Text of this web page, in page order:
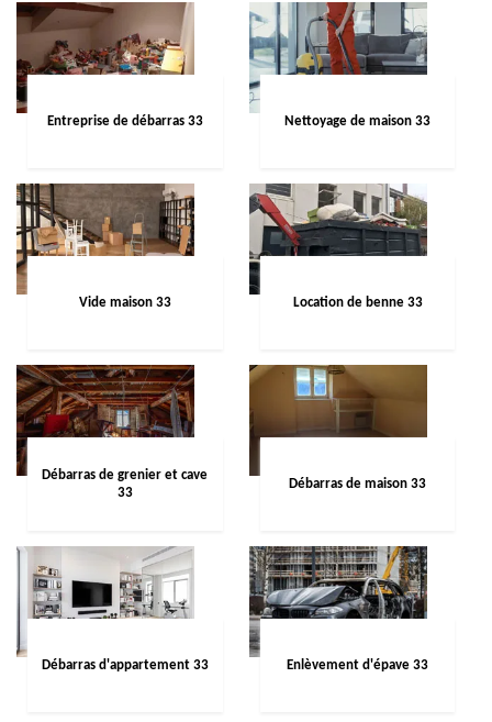
Entreprise de débarras 33 Nettoyage de maison 33
Vide maison 33 Location de benne 33
Débarras de grenier et cave
33
Débarras de maison 33
Débarras d'appartement 33 Enlèvement d'épave 33